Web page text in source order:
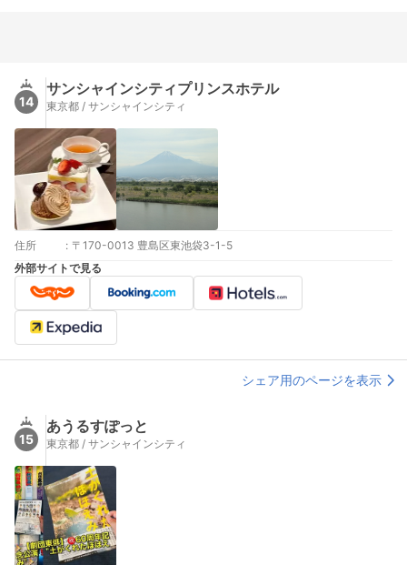
14
サンシャインシティプリンスホテル
東京都 / サンシャインシティ
住所 : 〒170-0013 豊島区東池袋3-1-5
外部サイトで見る
シェア用のページを表示
15
あうるすぽっと
東京都 / サンシャインシティ